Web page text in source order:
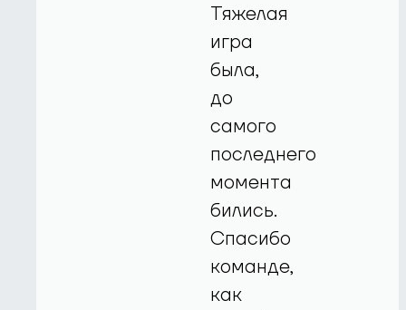
Тяжелая
игра
была,
до
самого
последнего
момента
бились.
Спасибо
команде,
как